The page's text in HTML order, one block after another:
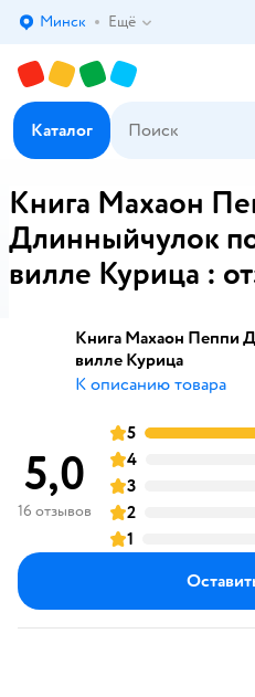
Выбор адреса доставки.
Минск Ещё
Каталог
Книга Махаон
Длинныйчулок
вилле Курица :
Книга Махаон Пеппи
вилле Курица
К описанию товара
5,0
16 отзывов
оценка
5
оценка
4
оценка
3
оценка
2
оценка
1